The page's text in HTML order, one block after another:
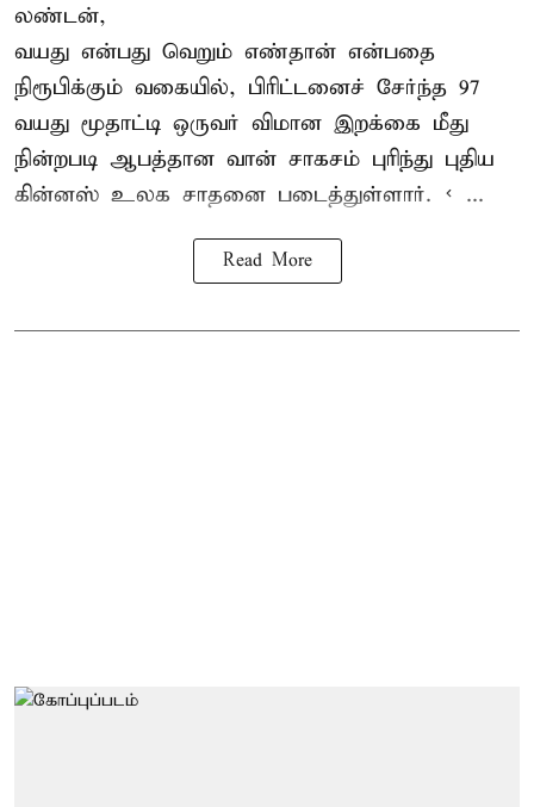
லண்டன்,
வயது என்பது வெறும் எண்தான் என்பதை
நிரூபிக்கும் வகையில், பிரிட்டனைச் சேர்ந்த 97
வயது மூதாட்டி ஒருவர் விமான இறக்கை மீது
நின்றபடி ஆபத்தான வான் சாகசம் புரிந்து புதிய
கின்னஸ் உலக சாதனை படைத்துள்ளார். < ...
Read More